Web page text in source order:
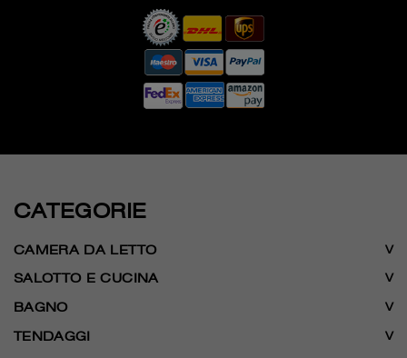
CATEGORIE
CAMERA DA LETTO
SALOTTO E CUCINA
BAGNO
TENDAGGI